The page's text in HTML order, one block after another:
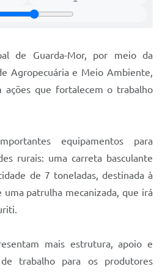
de Guarda-Mor, por meio da
Agropecuária e Meio Ambiente,
ações que fortalecem o trabalho
equipamentos para
rurais: uma carreta basculante
de 7 toneladas, destinada à
patrulha mecanizada, que irá
mais estrutura, apoio e
trabalho para os produtores